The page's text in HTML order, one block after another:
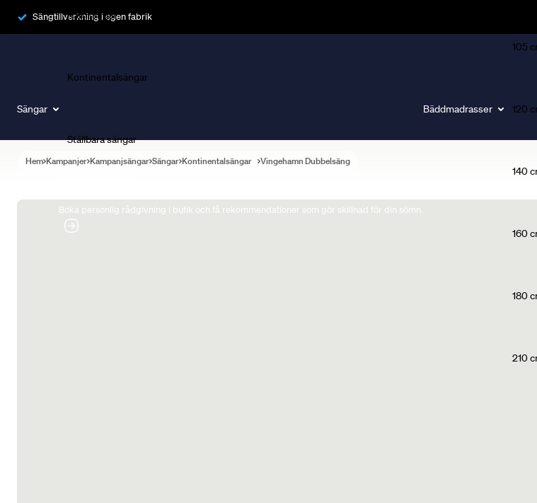
Sängtillverkning i egen fabrik
Sängar
Ramsängar
Kontinentalsängar
Ställbara sängar
Boka personlig rådgivning i butik och få rekommendationer som gör skillnad för din sömn.
Bäddmadrasser
105
120
140
160
180
210
Hem Kampanjer Kampanjsängar Sängar Kontinentalsängar Vingehamn Dubbelsäng